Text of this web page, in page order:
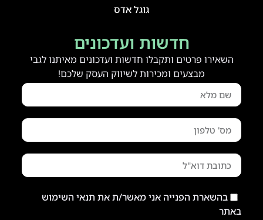
חדשות ועדכונים
השאירו פרטים ותקבלו חדשות ועדכונים מאיתנו לגבי
מבצעים ומכירות לשיווק העסק שלכם!
בהשארת הפנייה אני מאשר/ת את תנאי השימוש
באתר
גוגל אדס